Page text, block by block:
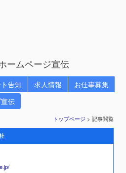
ームページ宣伝
告知 求人情報
お仕事募集
伝
トップページ > 記事閲覧